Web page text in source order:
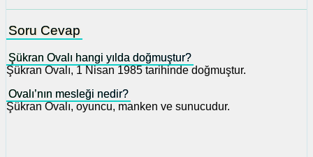
Soru Cevap
Şükran Ovalı hangi yılda doğmuştur?
Şükran Ovalı, 1 Nisan 1985 tarihinde doğmuştur.
Ovalı’nın mesleği nedir?
Şükran Ovalı, oyuncu, manken ve sunucudur.